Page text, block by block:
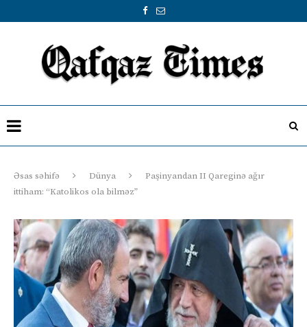
Əsas səhifə Dünya
Paşinyandan II Qareginə ağır
ittiham: “Katolikos ola bilməz”